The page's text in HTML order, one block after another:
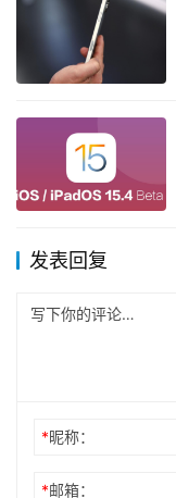
发表回复
*昵称：
*邮箱：